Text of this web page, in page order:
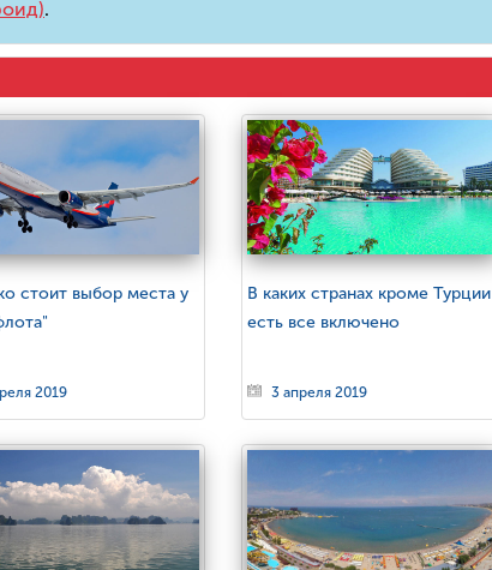
.
стоит выбор места у
2019
В каких странах кроме Турции
есть все включено
3 апреля 2019